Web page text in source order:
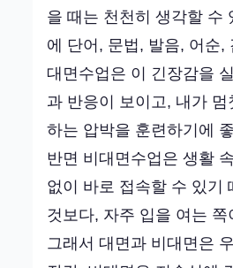
을 때는 천천히 생각할 수
에 단어, 문법, 발음, 어순,
대면수업은 이 긴장감을
과 반응이 보이고, 내가
하는 압박을 훈련하기에
반면 비대면수업은 생활
없이 바로 접속할 수 있기
것보다, 자주 입을 여는
그래서 대면과 비대면은